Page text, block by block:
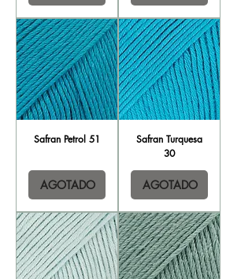
Safran Petrol 51
AGOTADO
Safran Turquesa
30
AGOTADO